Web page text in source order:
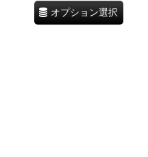
オプション選択